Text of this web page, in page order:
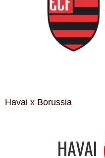
Havai x Borussia
HAVAI